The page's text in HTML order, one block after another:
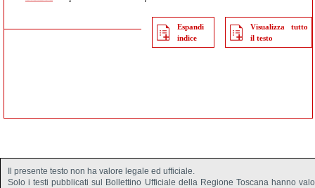
Espandi
indice
Visualizza tutto
il testo
Il presente testo non ha valore legale ed ufficiale.
Solo i testi pubblicati sul Bollettino Ufficiale della Regione Toscana hanno